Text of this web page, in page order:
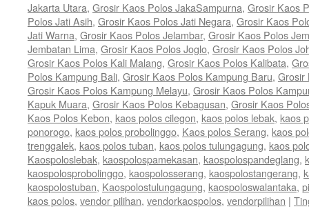
Jakarta Utara, Grosir Kaos Polos JakaSampurna, Grosir Kaos
Polos Jati Asih, Grosir Kaos Polos Jati Negara, Grosir Kaos
Jati Warna, Grosir Kaos Polos Jelambar, Grosir Kaos Polos
Jembatan Lima, Grosir Kaos Polos Joglo, Grosir Kaos Polos
Grosir Kaos Polos Kali Malang, Grosir Kaos Polos Kalibata,
Polos Kampung Bali, Grosir Kaos Polos Kampung Baru, Grosir
Grosir Kaos Polos Kampung Melayu, Grosir Kaos Polos
Kapuk Muara, Grosir Kaos Polos Kebagusan, Grosir Kaos
Kaos Polos Kebon, kaos polos cilegon, kaos polos lebak, kaos
ponorogo, kaos polos probolinggo, Kaos polos Serang, kaos
trenggalek, kaos polos tuban, kaos polos tulungagung, kaos
Kaospoloslebak, kaospolospamekasan, kaospolospandeglang,
kaospolosprobolinggo, kaospolosserang, kaospolostangerang,
kaospolostuban, Kaospolostulungagung, kaospoloswalantaka,
kaos polos, vendor pilihan, vendorkaospolos, vendorpilihan |